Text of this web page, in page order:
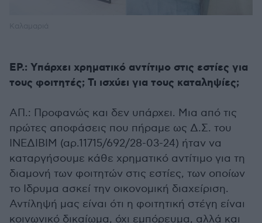
EΡ.: Υπάρχει χρηματικό αντίτιμο στις εστίες για
τους φοιτητές; Τι ισχύει για τους καταληψίες;
ΑΠ.: Προφανώς και δεν υπάρχει. Μια από τις
πρώτες αποφάσεις που πήραμε ως Δ.Σ. του
ΙΝΕΔΙΒΙΜ (αρ.11715/692/28-03-24) ήταν να
καταργήσουμε κάθε χρηματικό αντίτιμο για τη
διαμονή των φοιτητών στις εστίες, των οποίων
το Ιδρυμα ασκεί την οικονομική διαχείριση.
Αντίληψή μας είναι ότι η φοιτητική στέγη είναι
κοινωνικό δικαίωμα, όχι εμπόρευμα, αλλά και